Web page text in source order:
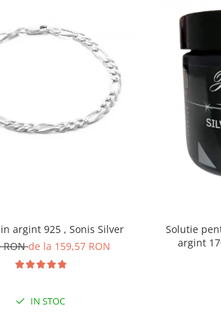
argint 925 , Sonis Silver
RONde la 159,57 RON
IN STOC
Solutie